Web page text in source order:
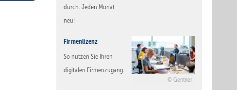
durch. Jeden Monat
neu!
Gentner
Firmenlizenz
So nutzen Sie Ihren
digitalen Firmenzugang.